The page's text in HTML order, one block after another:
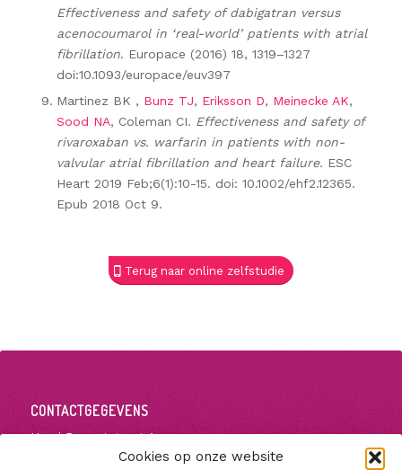
Cookies op onze website
Effectiveness and safety of dabigatran versus
acenocoumarol in ‘real-world’ patients with atrial
fibrillation. Europace (2016) 18, 1319–1327
doi:10.1093/europace/euv397
Martinez BK , Bunz TJ, Eriksson D, Meinecke AK,
Sood NA, Coleman CI. Effectivenessand safety of
rivaroxaban vs. warfarin in patients with non-
valvular atrial fibrillation and heart failure. ESC
Heart 2019 Feb;6(1):10-15. doi: 10.1002/ehf2.12365.
Epub 2018 Oct 9.
Terug naar online zelfstudie
CONTACTGEGEVENS
Henri Dunantstraat 1
5223 GZ ’s-Hertogenbosch